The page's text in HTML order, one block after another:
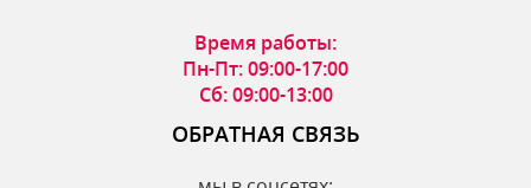
Время работы:
Пн-Пт: 09:00-17:00
Сб: 09:00-13:00
ОБРАТНАЯ СВЯЗЬ